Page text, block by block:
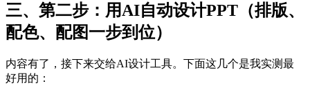
三、第二步：用AI自动设计PPT（排版、
配色、配图一步到位）
内容有了，接下来交给AI设计工具。下面这几个是我实测最
好用的：